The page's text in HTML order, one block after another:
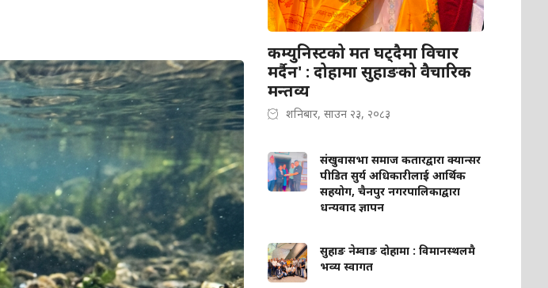
कम्युनिस्टको मत घट्दैमा विचार
मर्दैन' : दोहामा सुहाङको वैचारिक
मन्तव्य
शनिबार, साउन २३, २०८३
संखुवासभा समाज कतारद्वारा क्यान्सर
पीडित सुर्य अधिकारीलाई आर्थिक
सहयोग, चैनपुर नगरपालिकाद्वारा
धन्यवाद ज्ञापन
सुहाङ नेम्वाङ दोहामा : विमानस्थलमै
भव्य स्वागत